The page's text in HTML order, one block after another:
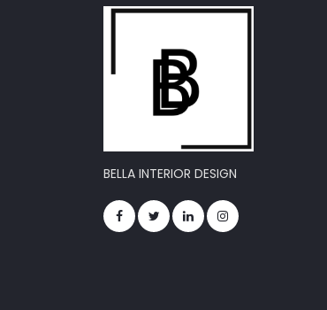
BELLA INTERIOR DESIGN